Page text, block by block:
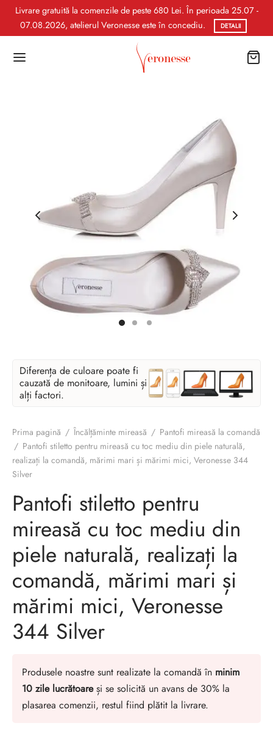
Livrare gratuită la comenzile de peste 680 Lei. În perioada 25.07 -
07.08.2026, atelierul Veronesse este în concediu.
DETALII
Diferența de culoare poate fi
cauzată de monitoare, lumini și
alți factori.
Prima pagină / Încălțăminte mireasă / Pantofi mireasă la comandă
/ Pantofi stiletto pentru mireasă cu toc mediu din piele naturală,
realizați la comandă, mărimi mari și mărimi mici, Veronesse 344
Silver
Pantofi stiletto pentru
mireasă cu toc mediu din
piele naturală, realizați la
comandă, mărimi mari și
mărimi mici, Veronesse
344 Silver
Produsele noastre sunt realizate la comandă în minim
10 zile lucrătoareși se solicită un avans de 30% la
plasarea comenzii, restul fiind plătit la livrare.